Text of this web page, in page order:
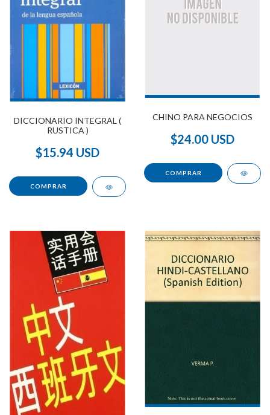
DICCIONARIO INTEGRAL (
RUSTICA )
$15.94 USD
CHINO PARA NEGOCIOS
$24.00 USD